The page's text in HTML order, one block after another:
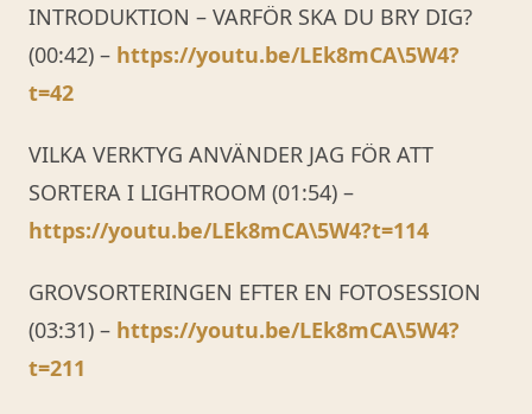
INTRODUKTION – VARFÖR SKA DU BRY DIG?
(00:42) – https://youtu.be/LEk8mCA\5W4?
t=42
VILKA VERKTYG ANVÄNDER JAG FÖR ATT
SORTERA I LIGHTROOM (01:54) –
https://youtu.be/LEk8mCA\5W4?t=114
GROVSORTERINGEN EFTER EN FOTOSESSION
(03:31) – https://youtu.be/LEk8mCA\5W4?
t=211